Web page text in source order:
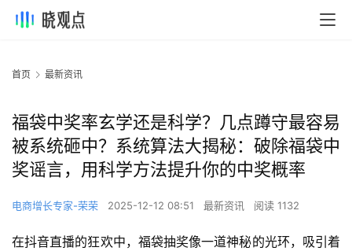
首页 最新资讯
福袋中奖率玄学还是科学？几点蹲守最容易
被系统砸中？系统算法大揭秘：破除福袋中
奖谣言，用科学方法提升你的中奖概率
电商增长专家-荣荣 2025-12-12 08:51 最新资讯 阅读 1132
在抖音直播的狂欢中，福袋抽奖像一道神秘的光环，吸引着